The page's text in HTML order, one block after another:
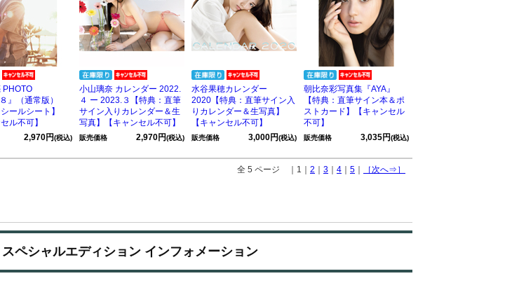
PHOTO
』（通常版）
シールシート】
ル不可】
2,970円(税込)
小山璃奈 カレンダー 2022.
４ ー 2023.３【特典：直筆
サイン入りカレンダー＆生
写真】【キャンセル不可】
販売価格 2,970円(税込)
水谷果穂カレンダー
2020【特典：直筆サイン入
りカレンダー＆生写真】
【キャンセル不可】
販売価格 3,000円(税込)
朝比奈彩写真集『AYA』
【特典：直筆サイン本＆ポ
ストカード】【キャンセル
不可】
販売価格 3,035円(税込)
全 5 ページ ｜1｜ 2 3 4 5 ［次へ⇒］
ペシャルエディション インフォメーション